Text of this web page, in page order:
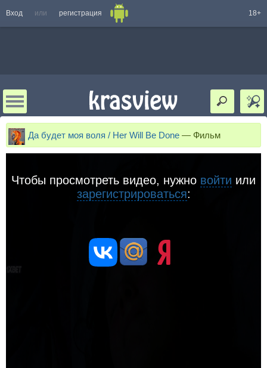
Вход или регистрация 18+
Да будет моя воля / Her Will Be Done — Фильм
Чтобы просмотреть видео, нужно войти или
зарегистрироваться: